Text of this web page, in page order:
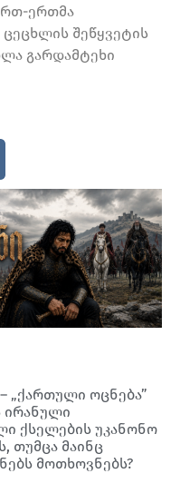
ერთმა
შეწყვეტის
გარდამტეხი
„ქართული ოცნება”
ირანული
ქსელების უკანონო
თუმცა მაინც
მოთხოვნებს?